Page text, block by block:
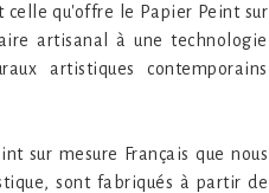
qu'offre le Papier Peint sur
artisanal à une technologie
artistiques contemporains
sur mesure Français que nous
sont fabriqués à partir de